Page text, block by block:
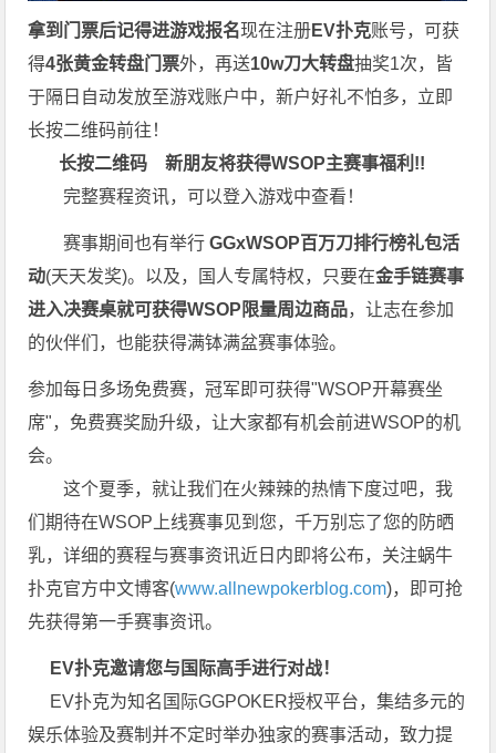
拿到门票后记得进游戏报名现在注册EV扑克账号，可获
得4张黄金转盘门票外，再送10w刀大转盘抽奖1次，皆
于隔日自动发放至游戏账户中，新户好礼不怕多，立即
长按二维码前往！
长按二维码新朋友将获得WSOP主赛事福利!!
完整赛程资讯，可以登入游戏中查看！
赛事期间也有举行 GGxWSOP百万刀排行榜礼包活
动(天天发奖)。以及，国人专属特权，只要在金手链赛事
进入决赛桌就可获得WSOP限量周边商品，让志在参加
的伙伴们，也能获得满钵满盆赛事体验。
参加每日多场免费赛，冠军即可获得"WSOP开幕赛坐
席"，免费赛奖励升级，让大家都有机会前进WSOP的机
会。
这个夏季，就让我们在火辣辣的热情下度过吧，我
们期待在WSOP上线赛事见到您，千万别忘了您的防晒
乳，详细的赛程与赛事资讯近日内即将公布，关注蜗牛
扑克官方中文博客(www.allnewpokerblog.com)，即可抢
先获得第一手赛事资讯。
EV扑克邀请您与国际高手进行对战！
EV扑克为知名国际GGPOKER授权平台，集结多元的
娱乐体验及赛制并不定时举办独家的赛事活动，致力提